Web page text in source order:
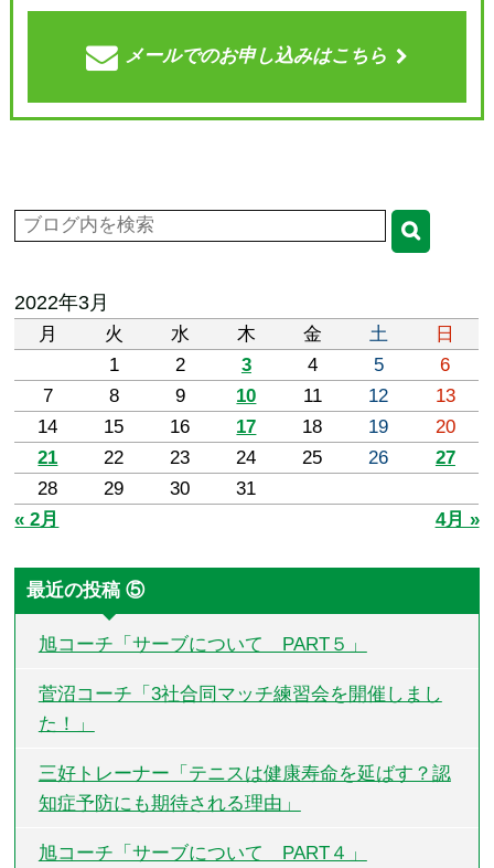
メールでのお申し込みはこちら
2022年3月
月 火 水 木 金 土
日
1
2 3 4 5
6
7
8 9 10 11 12
13
14
15 16 17 18 19
20
21
22 23 24 25 26
27
28
29 30
31
« 2月
4月 »
最近の投稿 ⑤
旭コーチ「サーブについて PART５」
菅沼コーチ「3社合同マッチ練習会を開催しまし
た！」
三好トレーナー「テニスは健康寿命を延ばす？認
知症予防にも期待される理由」
旭コーチ「サーブについて PART４」